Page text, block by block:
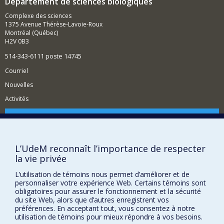
de l’expression des protéines et des gènes, ainsi que
l’utilisation de traceurs métaboliques
quantification de métabolites végétaux. Nous étudions
primaire par des mécanismes de phosphorylation et par
Complexe des sciences
1375 Avenue Thérèse-Lavoie-Roux
Montréal (Québec)
H2V 0B3
514-343-6111 poste 14745
Courriel
Nouvelles
Activités
Comment soutenir le Département?
Plan du site
Signaler une erreur
Accessibilité
FACULTÉ DES ARTS ET DES SCIENCES
Nos départements et écoles
L’UdeM reconnaît l’importance de respecter
la vie privée
L’utilisation de témoins nous permet d’améliorer et de
personnaliser votre expérience Web. Certains témoins sont
obligatoires pour assurer le fonctionnement et la sécurité
du site Web, alors que d’autres enregistrent vos
préférences. En acceptant tout, vous consentez à notre
utilisation de témoins pour mieux répondre à vos besoins.